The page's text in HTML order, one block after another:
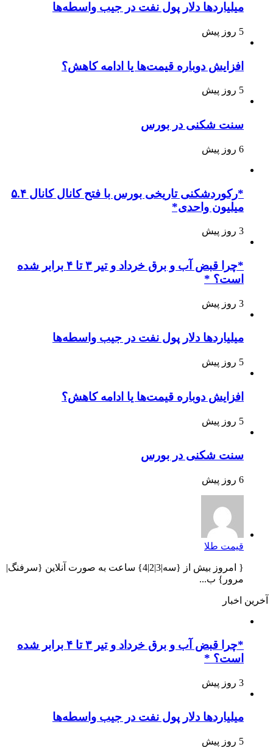
میلیاردها دلار پول نفت در جیب واسطه‌ها
5 روز پیش
افزایش دوباره قیمت‌ها یا ادامه کاهش؟
5 روز پیش
سنت شکنی در بورس
6 روز پیش
*رکوردشکنی تاریخی بورس با فتح کانال کانال ۵.۴
میلیون واحدی*
3 روز پیش
*چرا قبض آب و برق خرداد و تیر ۳ تا ۴ برابر شده
است؟ *
3 روز پیش
میلیاردها دلار پول نفت در جیب واسطه‌ها
5 روز پیش
افزایش دوباره قیمت‌ها یا ادامه کاهش؟
5 روز پیش
سنت شکنی در بورس
6 روز پیش
قیمت طلا
{ امروز بیش از {سه|3|2|4} ساعت به صورت آنلاین {سرفنگ|
مرور} ب...
آخرین اخبار
*چرا قبض آب و برق خرداد و تیر ۳ تا ۴ برابر شده
است؟ *
3 روز پیش
میلیاردها دلار پول نفت در جیب واسطه‌ها
5 روز پیش